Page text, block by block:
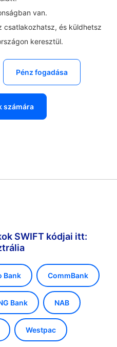
van.
csatlakozhatsz, és küldhetsz
keresztül.
Pénz fogadása
számára
SWIFT kódjai itt:
Bank CommBank
Bank NAB
Westpac